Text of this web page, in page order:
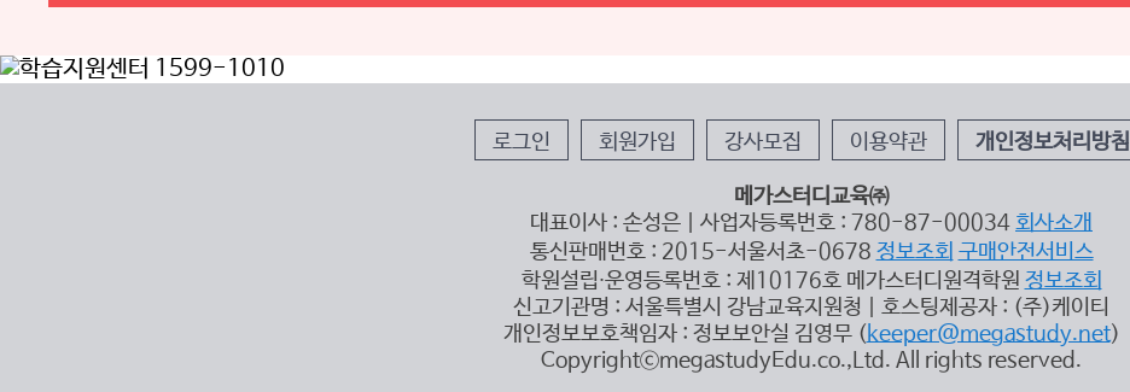
로그인 회원가입 강사모집 이용약관 개인정보처리방침
메가스터디교육㈜
대표이사 : 손성은 | 사업자등록번호 : 780-87-00034 회사소개
통신판매번호 : 2015-서울서초-0678 정보조회 구매안전서비스
학원설립∙운영등록번호 : 제10176호 메가스터디원격학원 정보조회
신고기관명 : 서울특별시 강남교육지원청 | 호스팅제공자 : (주)케이티
개인정보보호책임자 : 정보보안실 김영무 ( keeper@megastudy.net)
CopyrightⓒmegastudyEdu.co.,Ltd. All rights reserved.